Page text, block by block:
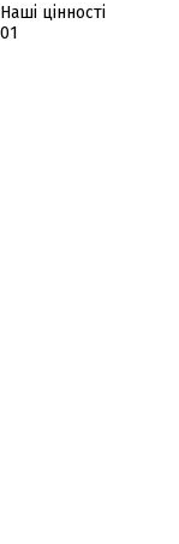
Наші цінності
01